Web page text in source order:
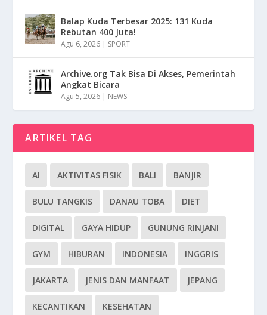
Balap Kuda Terbesar 2025: 131 Kuda
Rebutan 400 Juta!
Agu 6, 2026 | SPORT
Archive.org Tak Bisa Di Akses, Pemerintah
Angkat Bicara
Agu 5, 2026 | NEWS
ARTIKEL TAG
AI AKTIVITAS FISIK BALI BANJIR
BULU TANGKIS DANAU TOBA DIET
DIGITAL GAYA HIDUP GUNUNG RINJANI
GYM HIBURAN INDONESIA INGGRIS
JAKARTA JENIS DAN MANFAAT JEPANG
KECANTIKAN KESEHATAN